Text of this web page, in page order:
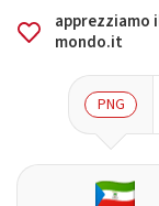
apprezziamo
mondo.it
PNG